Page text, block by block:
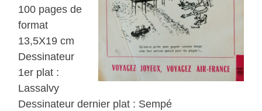
100 pages de
format
13,5X19 cm
Dessinateur
1er plat :
Lassalvy
Dessinateur dernier plat : Sempé